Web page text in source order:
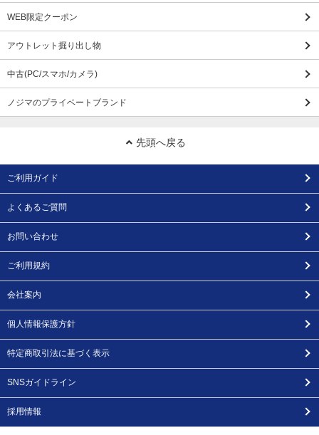
WEB限定クーポン
アウトレット掘り出し物
中古(PC/スマホ/カメラ)
ノジマのプライベートブランド
先頭へ戻る
ご利用ガイド
よくあるご質問
お問い合わせ
ご利用規約
会社案内
個人情報保護方針
特定商取引法に基づく表示
SNSガイドライン
採用情報